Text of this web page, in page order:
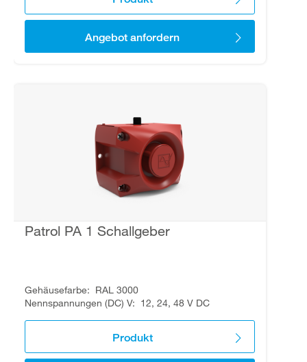
Angebot anfordern
Patrol PA 1 Schallgeber
Gehäusefarbe
RAL 3000
Nennspannungen (DC) V
12, 24, 48 V DC
Produkt